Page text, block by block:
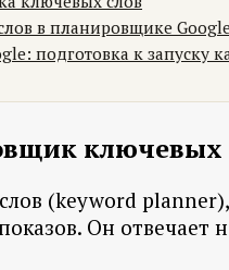
в планировщике
подготовка к запуску
ключевых
(keyword planner),
Он отвечает